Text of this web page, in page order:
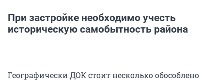
При застройке необходимо учесть
историческую самобытность района
Географически ДОК стоит несколько обособлено